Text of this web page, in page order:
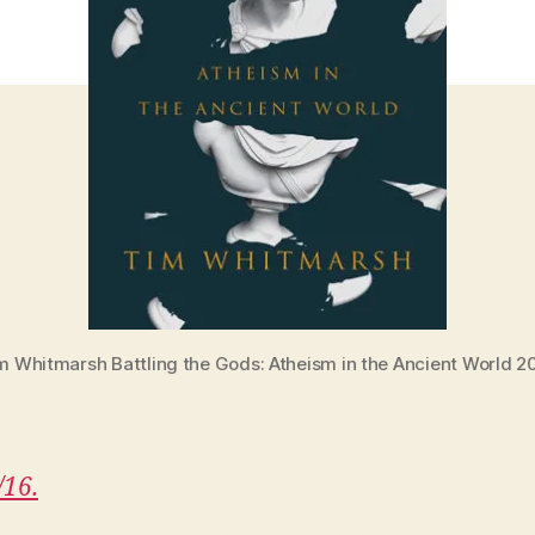
Whitmarsh Battling the Gods: Atheism in the Ancient World